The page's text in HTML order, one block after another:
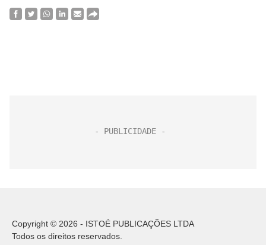
Copyright © 2026 - ISTOÉ PUBLICAÇÕES LTDA
Todos os direitos reservados.